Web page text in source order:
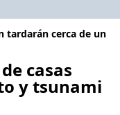
tardarán cerca de un
casas
y tsunami